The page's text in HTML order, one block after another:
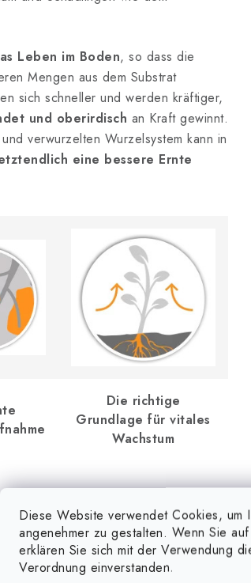
Diese Website verwendet Cookies, um
angenehmer zu gestalten. Wenn Sie
erklären Sie sich mit der Verwendung
Verordnung einverstanden.
Leben im Boden, so dass die
Mengen aus dem Substrat
sich schneller und werden kräftiger,
und oberirdisch an Kraft gewinnt.
verwurzelten Wurzelsystem kann in
eine bessere Ernte
Die richtige
Grundlage für vitales
Wachstum
, wie Kartoffeln und Süßkartoffeln.
B. Chrysanthemen, Tulpen, Muscari)
kann auf die Bedürfnisse der